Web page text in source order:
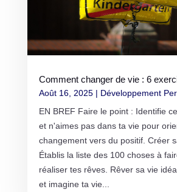
Comment changer de vie : 6
Août 16, 2025| Développement
EN BREF Faire le point : Identifie
et n'aimes pas dans ta vie pour
changement vers du positif. Créer
Établis la liste des 100 choses à
réaliser tes rêves. Rêver sa vie
et imagine ta vie...